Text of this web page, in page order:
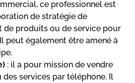
ce professionnel est
de stratégie de
de produits ou de service pour
peut également être amené à
: il a pour mission de vendre
services par téléphone. Il